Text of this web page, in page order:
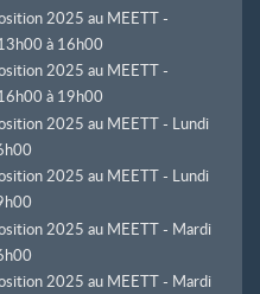
2025 au MEETT -
à 16h00
2025 au MEETT -
à 19h00
2025 au MEETT - Lundi
2025 au MEETT - Lundi
2025 au MEETT - Mardi
2025 au MEETT - Mardi